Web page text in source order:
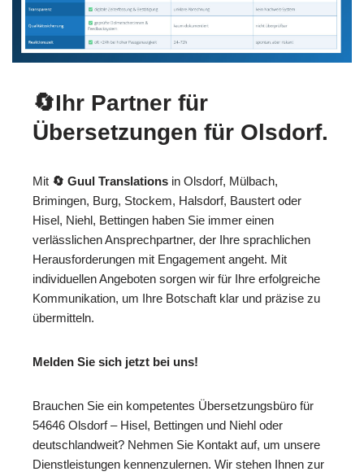
🔄Ihr Partner für
Übersetzungen für Olsdorf.
Mit 🔄 Guul Translations in Olsdorf, Mülbach,
Brimingen, Burg, Stockem, Halsdorf, Baustert oder
Hisel, Niehl, Bettingen haben Sie immer einen
verlässlichen Ansprechpartner, der Ihre sprachlichen
Herausforderungen mit Engagement angeht. Mit
individuellen Angeboten sorgen wir für Ihre erfolgreiche
Kommunikation, um Ihre Botschaft klar und präzise zu
übermitteln.
Melden Sie sich jetzt bei uns!
Brauchen Sie ein kompetentes Übersetzungsbüro für
54646 Olsdorf – Hisel, Bettingen und Niehl oder
deutschlandweit? Nehmen Sie Kontakt auf, um unsere
Dienstleistungen kennenzulernen. Wir stehen Ihnen zur